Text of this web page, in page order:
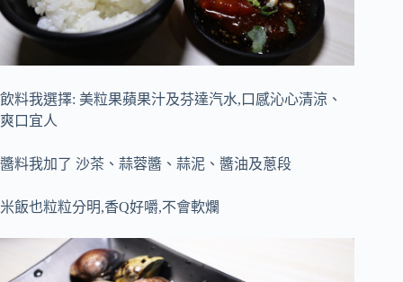
飲料我選擇: 美粒果蘋果汁及芬達汽水,口感沁心清涼、
爽口宜人
醬料我加了 沙茶、蒜蓉醬、蒜泥、醬油及蔥段
米飯也粒粒分明,香Q好嚼,不會軟爛